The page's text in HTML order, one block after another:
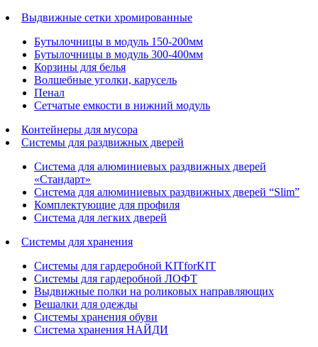
Выдвижные сетки хромированные
Бутылочницы в модуль 150-200мм
Бутылочницы в модуль 300-400мм
Корзины для белья
Волшебные уголки, карусель
Пенал
Cетчатые емкости в нижний модуль
Контейнеры для мусора
Системы для раздвижных дверей
Система для алюминиевых раздвижных дверей
«Стандарт»
Система для алюминиевых раздвижных дверей “Slim”
Комплектующие для профиля
Система для легких дверей
Системы для хранения
Системы для гардеробной KITforKIT
Системы для гардеробной ЛОФТ
Выдвижные полки на роликовых направляющих
Вешалки для одежды
Системы хранения обуви
Система хранения НАЙДИ